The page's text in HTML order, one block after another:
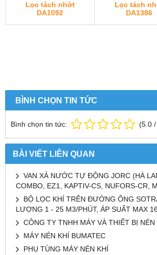
Lọc tách nhớt
DA1092
Lọc tách
DA1386
BÌNH CHỌN TIN TỨC
Bình chọn tin tức: (5.0 /
BÀI VIẾT LIÊN QUAN
VAN XẢ NƯỚC TỰ ĐỘNG JORC (HÀ
COMBO, EZ1, KAPTIV-CS, NUFORS-CR,
BỘ LỌC KHÍ TRÊN ĐƯỜNG ỐNG
LƯỢNG 1 - 25 M3/PHÚT, ÁP SUẤT MAX
CÔNG TY TNHH MÁY VÀ THIẾT BỊ NÉN
MÁY NÉN KHÍ BUMATEC
PHỤ TÙNG MÁY NÉN KHÍ